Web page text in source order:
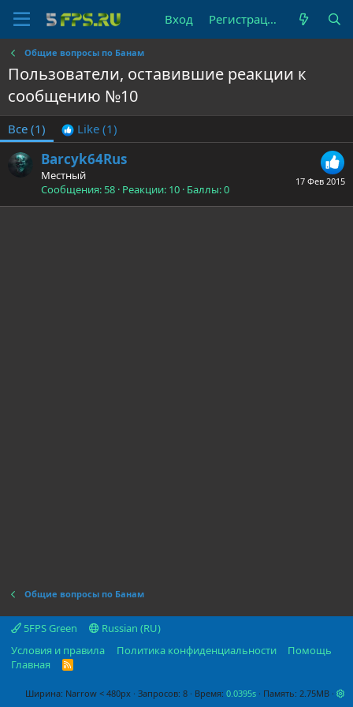
Вход Регистрация
Общие вопросы по Банам
Пользователи, оставившие реакции к
сообщению №10
Все (1) Like (1)
17 Фев 2015
Barcyk64Rus
Местный
Сообщения 58 Реакции 10 Баллы 0
Общие вопросы по Банам
5FPS Green
Russian (RU)
Условия и правила
Политика конфиденциальности
Помощь
Главная
R
Ширина Запросов 8 Время 0.0395s Память 2.75MB